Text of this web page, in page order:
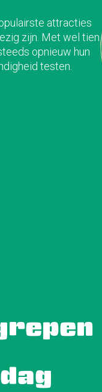
attracties
zijn. Met wel tien
opnieuw hun
testen.
dag